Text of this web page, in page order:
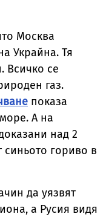
Москва
Украйна. Тя
Всичко се
газ.
показа
А на
над 2
синьото гориво в
да уязвят
а Русия видя